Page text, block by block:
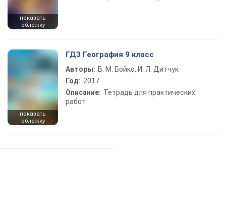
показать
обложку
показать
обложку
ГДЗ География 9 класс
Авторы: В. М. Бойко, И. Л. Дитчук
Год: 2017
Описание: Тетрадь для практических
работ